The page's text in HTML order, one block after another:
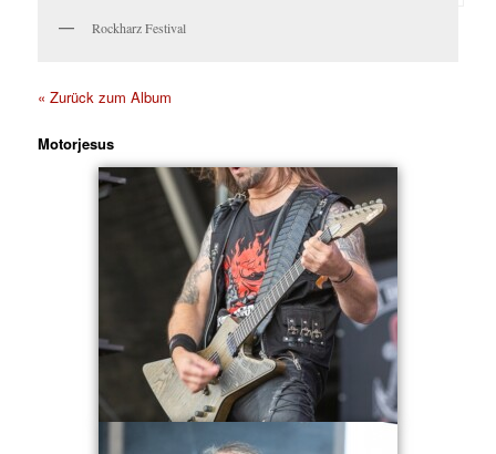
Rockharz Festival
« Zurück zum Album
Motorjesus